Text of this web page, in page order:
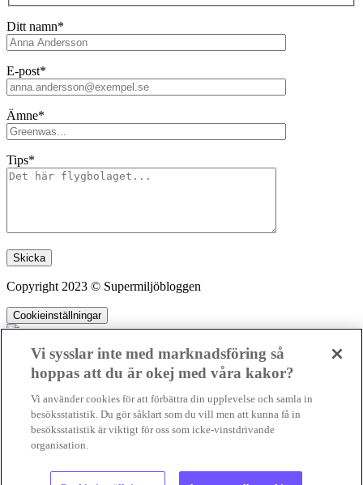
Ditt namn*
E-post*
Ämne*
Tips*
Lämna detta fält tomt.
Copyright 2023 © Supermiljöbloggen
Cookieinställningar
ideella redaktion drivit miljödebatten framåt genom nyhetsbevakning
och granskningar. Nu vill vi utveckla vårt arbete – och vi hoppas att
du vill hjälpa oss.
Vi sysslar inte med marknadsföring så
hoppas att du är okej med våra kakor?
Vi använder cookies för att förbättra din upplevelse och samla in
besöksstatistik. Du gör såklart som du vill men att kunna få in
besöksstatistik är viktigt för oss som icke-vinstdrivande
organisation.